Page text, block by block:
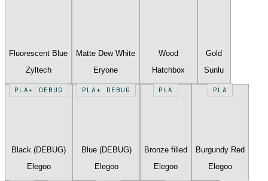
Fluorescent Blue
Zyltech
Matte Dew White
Eryone
Wood
Hatchbox
Gold
Sunlu
PLA+ DEBUG
Black (DEBUG)
Elegoo
PLA+ DEBUG
Blue (DEBUG)
Elegoo
PLA
Bronze filled
Elegoo
PLA
Burgundy Red
Elegoo